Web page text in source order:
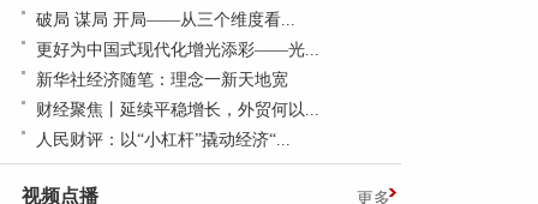
破局 谋局 开局——从三个维度看...
更好为中国式现代化增光添彩——光...
新华社经济随笔：理念一新天地宽
财经聚焦丨延续平稳增长，外贸何以...
人民财评：以“小杠杆”撬动经济“...
视频点播 更多